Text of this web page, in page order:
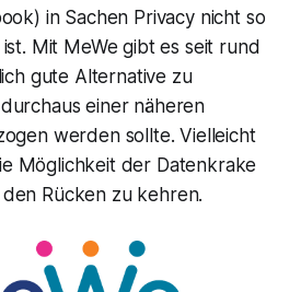
in Sachen Privacy nicht so
Mit MeWe gibt es seit rund
gute Alternative zu
einer näheren
werden sollte. Vielleicht
Möglichkeit der Datenkrake
Rücken zu kehren.